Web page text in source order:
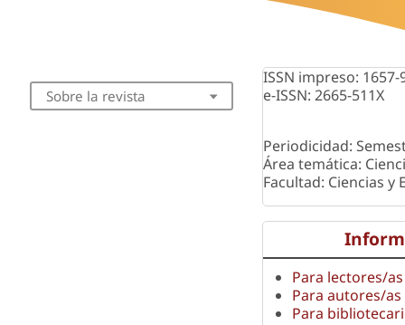
Sobre la revista
ISSN impreso: 1657-
e-ISSN: 2665-511X
Periodicidad:
Área temática:
Facultad: Ciencias y
Para lectores/as
Para autores/as
Para